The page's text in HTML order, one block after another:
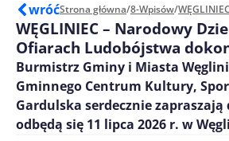
wróćStrona główna/8-Wpisów/
WĘGLINIEC – Narodowy
Ofiarach Ludobójstwa
Burmistrz Gminy i Miasta
Gminnego Centrum Kultury,
Gardulska serdecznie
odbędą się 11 lipca 2026 r. w